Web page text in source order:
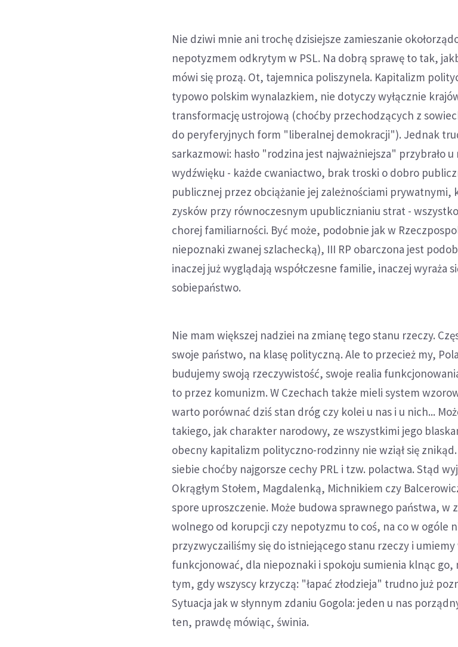
Nie dziwi mnie ani trochę dzisiejsze zamieszanie
nepotyzmem odkrytym w PSL. Na dobrą sprawę to tak,
mówi się prozą. Ot, tajemnica poliszynela. Kapitalizm
typowo polskim wynalazkiem, nie dotyczy wyłącznie
transformację ustrojową (choćby przechodzących z
do peryferyjnych form "liberalnej demokracji"). Jednak
sarkazmowi: hasło "rodzina jest najważniejsza" przybrało
wydźwięku - każde cwaniactwo, brak troski o dobro
publicznej przez obciążanie jej zależnościami prywatnymi,
zysków przy równoczesnym upublicznianiu strat -
chorej familiarności. Być może, podobnie jak w
niepoznaki zwanej szlachecką), III RP obarczona jest
inaczej już wyglądają współczesne familie, inaczej wyraża
sobiepaństwo.
Nie mam większej nadziei na zmianę tego stanu rzeczy.
swoje państwo, na klasę polityczną. Ale to przecież my,
budujemy swoją rzeczywistość, swoje realia
to przez komunizm. W Czechach także mieli system
warto porównać dziś stan dróg czy kolei u nas i u nich...
takiego, jak charakter narodowy, ze wszystkimi jego
obecny kapitalizm polityczno-rodzinny nie wziął się znikąd.
siebie choćby najgorsze cechy PRL i tzw. polactwa. Stąd
Okrągłym Stołem, Magdalenką, Michnikiem czy
spore uproszczenie. Może budowa sprawnego państwa, w
wolnego od korupcji czy nepotyzmu to coś, na co w ogóle
przyzwyczailiśmy się do istniejącego stanu rzeczy i
funkcjonować, dla niepoznaki i spokoju sumienia klnąc go,
tym, gdy wszyscy krzyczą: "łapać złodzieja" trudno już
Sytuacja jak w słynnym zdaniu Gogola: jeden u nas
ten, prawdę mówiąc, świnia.